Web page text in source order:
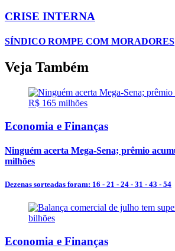
CRISE INTERNA
SÍNDICO ROMPE COM MORADORES
Veja Também
Economia e Finanças
Ninguém acerta Mega-Sena; prêmio
milhões
Dezenas sorteadas foram: 16 - 21 - 24 - 31 - 43 - 54
Economia e Finanças